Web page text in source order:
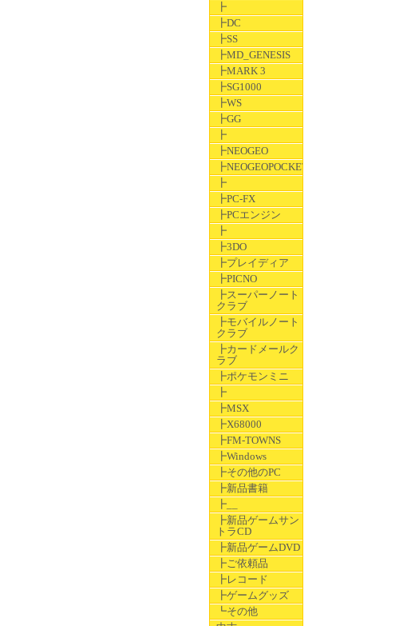
┣
┣DC
┣SS
┣MD_GENESIS
┣MARK 3
┣SG1000
┣WS
┣GG
┣
┣NEOGEO
┣NEOGEOPOCKET
┣
┣PC-FX
┣PCエンジン
┣
┣3DO
┣プレイディア
┣PICNO
┣スーパーノート
クラブ
┣モバイルノート
クラブ
┣カードメールク
ラブ
┣ポケモンミニ
┣
┣MSX
┣X68000
┣FM-TOWNS
┣Windows
┣その他のPC
┣新品書籍
┣__
┣新品ゲームサン
トラCD
┣新品ゲームDVD
┣ご依頼品
┣レコード
┣ゲームグッズ
┗その他